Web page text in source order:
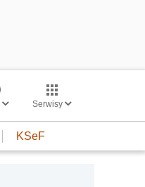
Serwisy
KSeF